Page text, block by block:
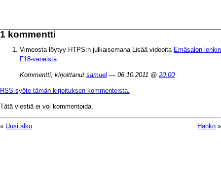
1 kommentti
Vimeosta löytyy HTPS:n julkaisemana Lisää videoita Emäsalon lenkin
F18-veneistä.
Kommentti, kirjoittanut samuel — 06.10.2011 @ 20:00
RSS-syöte tämän kirjoituksen kommenteista.
Tätä viestiä ei voi kommentoida.
« Uusi alku Hanko »